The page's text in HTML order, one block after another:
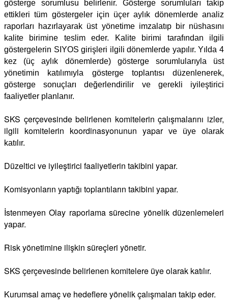
gösterge sorumlusu belirlenir. Gösterge sorumluları takip
ettikleri tüm göstergeler için üçer aylık dönemlerde analiz
raporları
hazırlayarak üst yönetime imzalatıp bir nüshasını
kalite birimine teslim eder. Kalite birimi tarafından ilgili
göstergelerin SIYOS girişleri ilgili dönemlerde yapılır. Yılda 4
kez (üç aylık dönemlerde) gösterge sorumlularıyla üst
yönetimin katılımıyla gösterge toplantısı düzenlenerek,
gösterge sonuçlarıdeğerlendirilir ve gerekli iyileştirici
faaliyetler planlanır.
SKS çerçevesinde belirlenen komitelerin çalışmalarını izler,
ilgili komitelerin koordinasyonunun yaparve üye olarak
katılır.
Düzeltici ve iyileştirici faaliyetlerin takibini yapar.
Komisyonların yaptığı toplantıların takibini yapar.
İstenmeyen Olay raporlama sürecine yönelik düzenlemeleri
yapar.
Risk yönetimine ilişkin süreçleri yönetir.
SKS çerçevesinde belirlenen komitelere üye olarak katılır.
Kurumsal amaç ve hedeflere yönelik çalışmaları takip eder.